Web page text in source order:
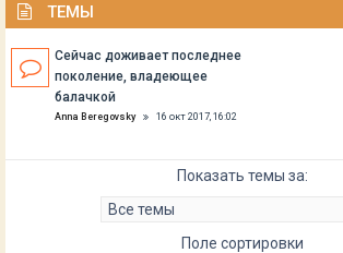
ТЕМЫ
Сейчас доживает последнее
поколение, владеющее
балачкой
Anna Beregovsky 16 окт 2017, 16:02
Показать темы за:
Поле сортировки